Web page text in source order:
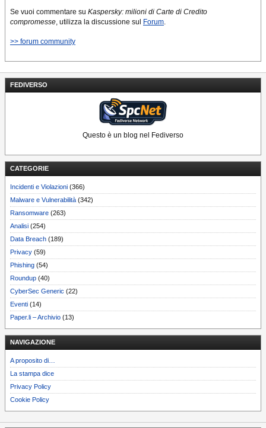
FEDIVERSO
Questo è un blog nel Fediverso
CATEGORIE
Incidenti e Violazioni (366)
Malware e Vulnerabilità (342)
Ransomware (263)
Analisi (254)
Data Breach (189)
Privacy (59)
Phishing (54)
Roundup (40)
CyberSec Generic (22)
Eventi (14)
Paper.li – Archivio (13)
NAVIGAZIONE
A proposito di…
La stampa dice
Privacy Policy
Cookie Policy
Se vuoi commentare su Kaspersky: milioni di Carte di Credito
compromesse, utilizza la discussione sul Forum.
>> forum community